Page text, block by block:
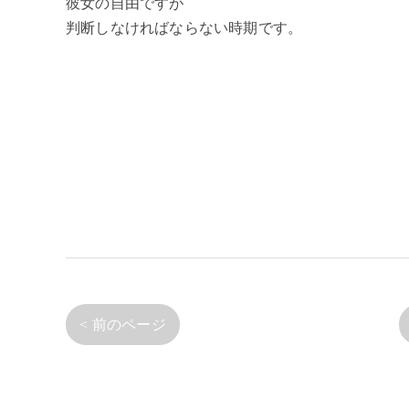
彼女の自由ですが
判断しなければならない時期です。
< 前のページ